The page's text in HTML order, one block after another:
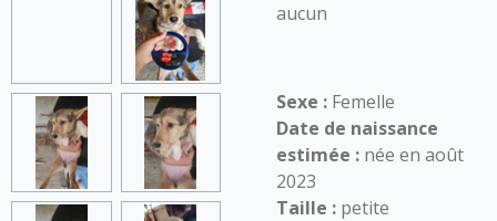
aucun
Sexe : Femelle
Date de naissance
estimée : née en août
2023
Taille : petite